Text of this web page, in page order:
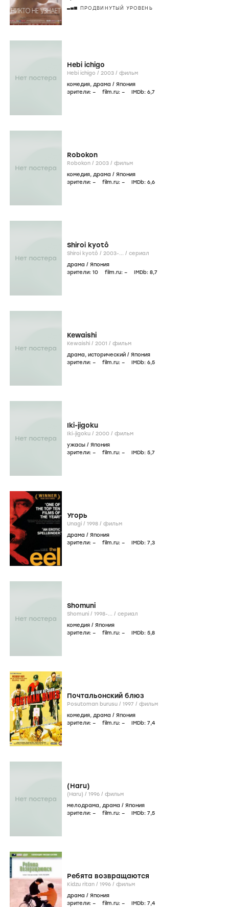
ПРОДВИНУТЫЙ УРОВЕНЬ
Hebi ichigo
Hebi ichigo / 2003 / фильм
комедия, драма / Япония
зрители: – film.ru: – IMDb: 6,7
Robokon
Robokon / 2003 / фильм
комедия, драма / Япония
зрители: – film.ru: – IMDb: 6,6
Shiroi kyotô
Shiroi kyotô / 2003-... / сериал
драма / Япония
зрители: 10 film.ru: – IMDb: 8,7
Kewaishi
Kewaishi / 2001 / фильм
драма, исторический / Япония
зрители: – film.ru: – IMDb: 6,5
Iki-jigoku
Iki-jigoku / 2000 / фильм
ужасы / Япония
зрители: – film.ru: – IMDb: 5,7
Угорь
Unagi / 1998 / фильм
драма / Япония
зрители: – film.ru: – IMDb: 7,3
Shomuni
Shomuni / 1998-... / сериал
комедия / Япония
зрители: – film.ru: – IMDb: 5,8
Почтальонский блюз
Posutoman burusu / 1997 / фильм
комедия, драма / Япония
зрители: – film.ru: – IMDb: 7,4
(Haru)
(Haru) / 1996 / фильм
мелодрама, драма / Япония
зрители: – film.ru: – IMDb: 7,5
Ребята возвращаются
Kidzu ritan / 1996 / фильм
драма / Япония
зрители: – film.ru: – IMDb: 7,4